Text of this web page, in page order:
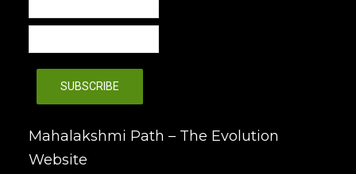
Mahalakshmi Path – The Evolution
Website